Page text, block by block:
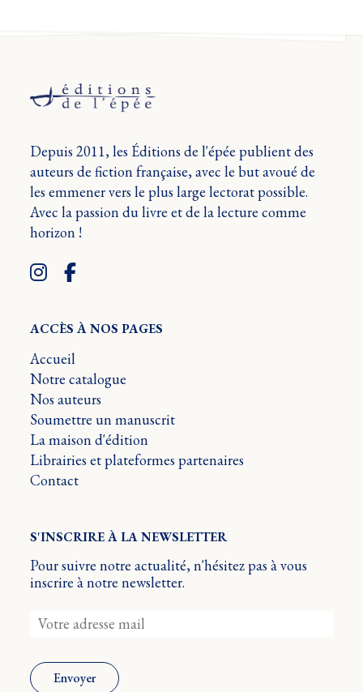
Depuis 2011, les Éditions de l'épée publient des
auteurs de fiction française, avec le but avoué de
les emmener vers le plus large lectorat possible.
Avec la passion du livre et de la lecture comme
horizon !
ACCÈS À NOS PAGES
Accueil
Notre catalogue
Nos auteurs
Soumettre un manuscrit
La maison d'édition
Librairies et plateformes partenaires
Contact
S'INSCRIRE À LA NEWSLETTER
Pour suivre notre actualité, n'hésitez pas à vous
inscrire à notre newsletter.
Envoyer